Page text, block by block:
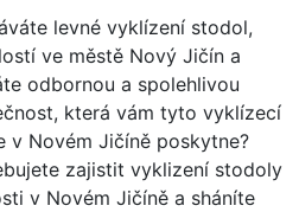
levné vyklízení stodol,
ve městě Nový Jičín a
odbornou a spolehlivou
která vám tyto vyklízecí
v Novém Jičíně poskytne?
zajistit vyklizení stodoly
v Novém Jičíně a sháníte